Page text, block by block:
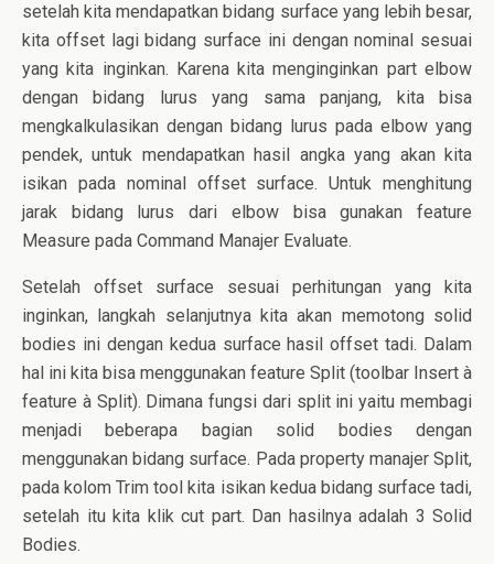
setelah kita mendapatkan bidang surface yang lebih besar,
kita offset lagi bidang surface ini dengan nominal sesuai
yang kita inginkan. Karena kita menginginkan part elbow
dengan bidang lurus yang sama panjang, kita bisa
mengkalkulasikan dengan bidang lurus pada elbow yang
pendek, untuk mendapatkan hasil angka yang akan kita
isikan pada nominal offset surface. Untuk menghitung
jarak bidang lurus dari elbow bisa gunakan feature
Measure pada Command Manajer Evaluate.
Setelah offset surface sesuai perhitungan yang kita
inginkan, langkah selanjutnya kita akan memotong solid
bodies ini dengan kedua surface hasil offset tadi. Dalam
hal ini kita bisa menggunakan feature Split (toolbar Insert à
feature à Split). Dimana fungsi dari split ini yaitu membagi
menjadi beberapa bagian solid bodies dengan
menggunakan bidang surface. Pada property manajer Split,
pada kolom Trim tool kita isikan kedua bidang surface tadi,
setelah itu kita klik cut part. Dan hasilnya adalah 3 Solid
Bodies.